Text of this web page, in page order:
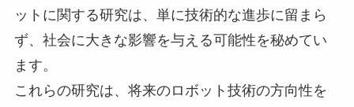
ットに関する研究は、単に技術的な進歩に留まら
ず、社会に大きな影響を与える可能性を秘めてい
ます。
これらの研究は、将来のロボット技術の方向性を